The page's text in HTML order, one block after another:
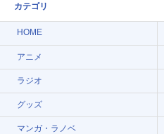
カテゴリ
HOME
アニメ
ラジオ
グッズ
マンガ・ラノベ